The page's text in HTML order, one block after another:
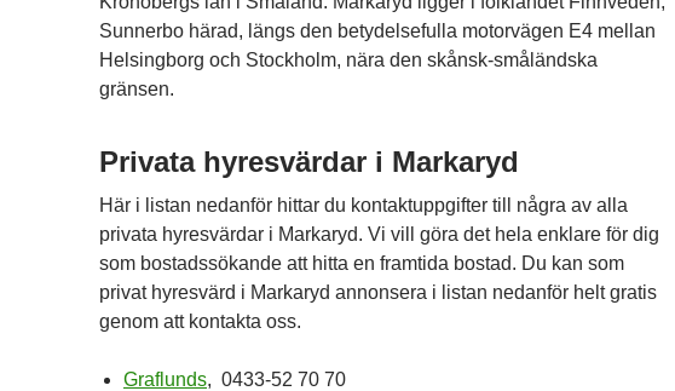
Sunnerbo härad, längs den betydelsefulla motorvägen E4 mellan
Helsingborg och Stockholm, nära den skånsk-småländska
gränsen.
Privata hyresvärdar i Markaryd
Här i listan nedanför hittar du kontaktuppgifter till några av alla
privata hyresvärdar i Markaryd. Vi vill göra det hela enklare för dig
som bostadssökande att hitta en framtida bostad. Du kan som
privat hyresvärd i Markaryd annonsera i listan nedanför helt gratis
genom att kontakta oss.
Graflunds, 0433-52 70 70